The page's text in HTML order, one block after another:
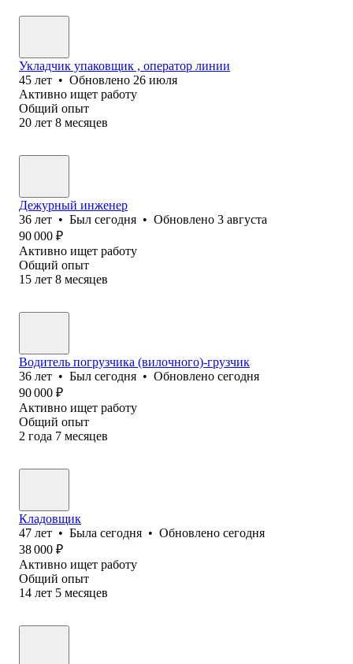
Укладчик упаковщик , оператор линии
45 лет • Обновлено 26 июля
Активно ищет работу
Общий опыт
20 лет 8 месяцев
Дежурный инженер
36 лет • Был сегодня • Обновлено 3 августа
90 000 ₽
Активно ищет работу
Общий опыт
15 лет 8 месяцев
Водитель погрузчика (вилочного)-грузчик
36 лет • Был сегодня • Обновлено сегодня
90 000 ₽
Активно ищет работу
Общий опыт
2 года 7 месяцев
Кладовщик
47 лет • Была сегодня • Обновлено сегодня
38 000 ₽
Активно ищет работу
Общий опыт
14 лет 5 месяцев